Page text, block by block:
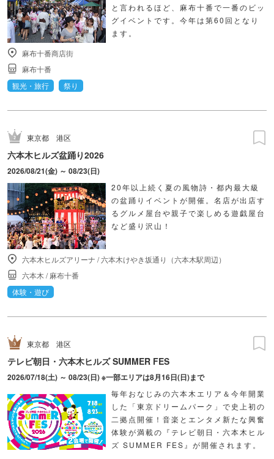
と言われるほど、麻布十番で一番のビッ
グイベントです。今年は第60回となり
ます。
麻布十番商店街
麻布十番
観光・旅行
祭り
東京都 港区
六本木ヒルズ盆踊り2026
2026/08/21(金) ～ 08/23(日)
20年以上続く夏の風物詩・都内最大級
の盆踊りイベントが開催。名店が出店す
るグルメ屋台や親子で楽しめる遊戯屋台
など盛り沢山！
六本木ヒルズアリーナ /六本木けやき坂通り（六本木駅周辺）
六本木 /麻布十番
体験・遊び
東京都 港区
テレビ朝日・六本木ヒルズ SUMMER FES
2026/07/18(土) ～ 08/23(日) ※一部エリアは8月16日(日)まで
毎年おなじみの六本木エリア＆今年開業
した「東京ドリームパーク」で史上初の
二拠点開催！音楽とエンタメ新たな興奮
体験が満載の『テレビ朝日・六本木ヒル
ズ SUMMER FES』が開催されます。